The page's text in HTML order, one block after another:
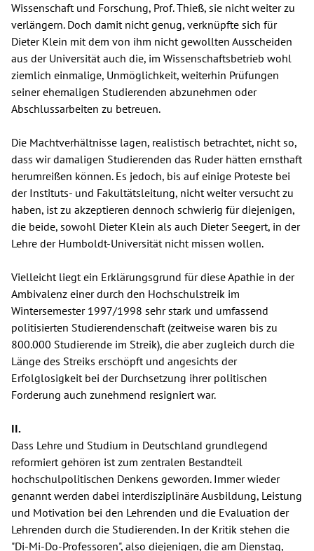
Wissenschaft und Forschung, Prof. Thieß, sie nicht weiter zu
verlängern. Doch damit nicht genug, verknüpfte sich für
Dieter Klein mit dem von ihm nicht gewollten Ausscheiden
aus der Universität auch die, im Wissenschaftsbetrieb wohl
ziemlich einmalige, Unmöglichkeit, weiterhin Prüfungen
seiner ehemaligen Studierenden abzunehmen oder
Abschlussarbeiten zu betreuen.
Die Machtverhältnisse lagen, realistisch betrachtet, nicht so,
dass wir damaligen Studierenden das Ruder hätten ernsthaft
herumreißen können. Es jedoch, bis auf einige Proteste bei
der Instituts- und Fakultätsleitung, nicht weiter versucht zu
haben, ist zu akzeptieren dennoch schwierig für diejenigen,
die beide, sowohl Dieter Klein als auch Dieter Seegert, in der
Lehre der Humboldt-Universität nicht missen wollen.
Vielleicht liegt ein Erklärungsgrund für diese Apathie in der
Ambivalenz einer durch den Hochschulstreik im
Wintersemester 1997/1998 sehr stark und umfassend
politisierten Studierendenschaft (zeitweise waren bis zu
800.000 Studierende im Streik), die aber zugleich durch die
Länge des Streiks erschöpft und angesichts der
Erfolglosigkeit bei der Durchsetzung ihrer politischen
Forderung auch zunehmend resigniert war.
II.
Dass Lehre und Studium in Deutschland grundlegend
reformiert gehören ist zum zentralen Bestandteil
hochschulpolitischen Denkens geworden. Immer wieder
genannt werden dabei interdisziplinäre Ausbildung, Leistung
und Motivation bei den Lehrenden und die Evaluation der
Lehrenden durch die Studierenden. In der Kritik stehen die
"Di-Mi-Do-Professoren", also diejenigen, die am Dienstag,